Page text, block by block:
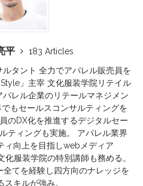
平
183 Articles
タント 全力でアパレル販売員を
」主宰 文化服装学院リテイル
レル企業のリテールマネジメン
もセールスコンサルティングを
のDX化を推進するデジタルセー
ティングも実施。 アパレル業界
ィ向上を目指しwebメディア
化服装学院の特別講師も務める。
全てを経験し四方向のナレッジを
スキルが強み。